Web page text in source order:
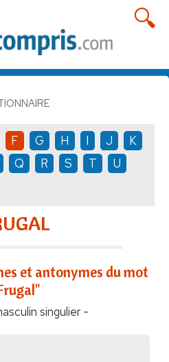
F G H I J
K
Q R S T
U
et antonymes du mot
singulier -